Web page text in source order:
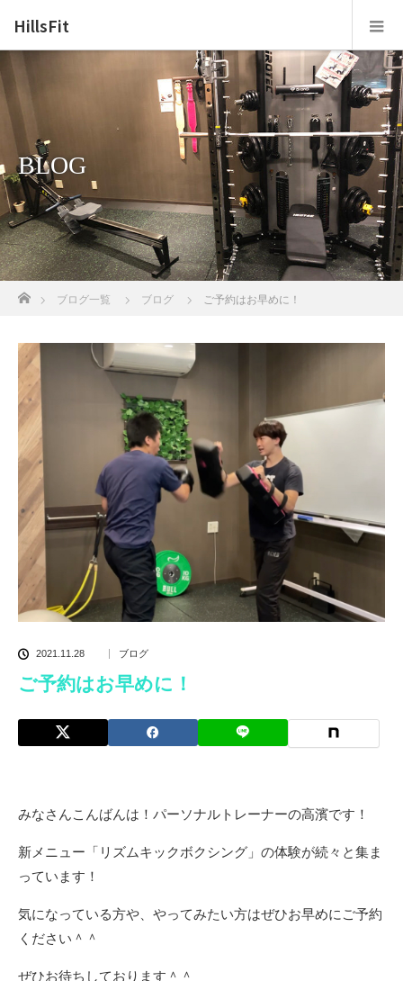
HillsFit
BLOG
ブログ一覧 ブログ ご予約はお早めに！
2021.11.28 ブログ
ご予約はお早めに！
みなさんこんばんは！パーソナルトレーナーの高濱です！
新メニュー「リズムキックボクシング」の体験が続々と集ま
っています！
気になっている方や、やってみたい方はぜひお早めにご予約
ください＾＾
ぜひお待ちしております＾＾